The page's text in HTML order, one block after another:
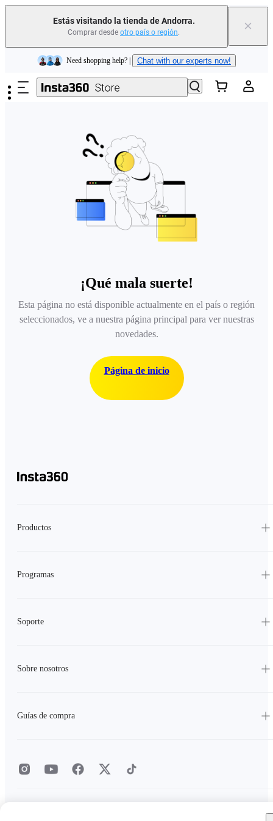
Estás visitando la tienda de Andorra.
Comprar desde otro país o región. ×
Saltar al contenido principal
Insta360 Luna Ultra |Ya disponible| Envío gratuito
Need shopping help? | Chat with our experts now!
Insta360 Luna Ultra | | Envío gratuito
¡Qué mala suerte!
Esta página no está disponible actualmente en el país o región
seleccionados, ve a nuestra página principal para ver nuestras
novedades.
Página de inicio
Productos
Programas
Soporte
Sobre nosotros
Guías de compra